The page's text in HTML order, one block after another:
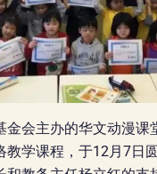
金会主办的华文动漫课
教学课程，于12月7日